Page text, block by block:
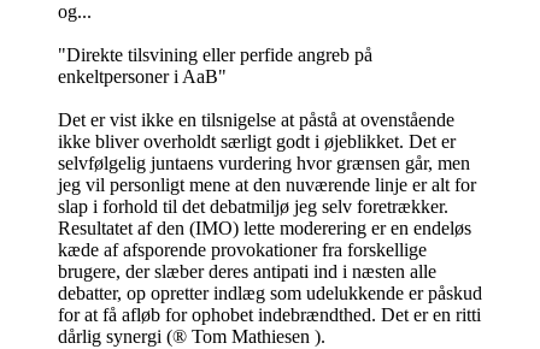
og...
"Direkte tilsvining eller perfide angreb på
enkeltpersoner i AaB"
Det er vist ikke en tilsnigelse at påstå at ovenstående
ikke bliver overholdt særligt godt i øjeblikket. Det er
selvfølgelig juntaens vurdering hvor grænsen går, men
jeg vil personligt mene at den nuværende linje er alt for
slap i forhold til det debatmiljø jeg selv foretrækker.
Resultatet af den (IMO) lette moderering er en endeløs
kæde af afsporende provokationer fra forskellige
brugere, der slæber deres antipati ind i næsten alle
debatter, op opretter indlæg som udelukkende er påskud
for at få afløb for ophobet indebrændthed. Det er en ritti
dårlig synergi (® Tom Mathiesen ).